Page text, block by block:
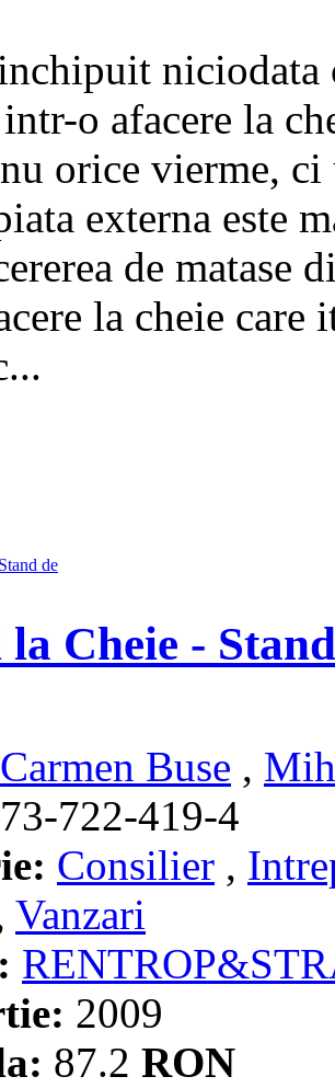
niciodata
o afacere la
orice vierme, ci
externa este
de matase
la cheie
Cheie -
Carmen Buse ,
722-419-4
Consilier ,
Vanzari
2009
87.2 RON